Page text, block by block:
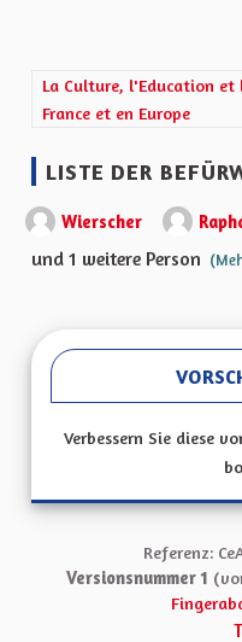
Ergebnisse nach
La Culture, l'Education et
France et en Europe
LISTE DER
Wierscher
und 1 weitere Person
Verbessern Sie diese
Referenz:
Versionsnummer 1